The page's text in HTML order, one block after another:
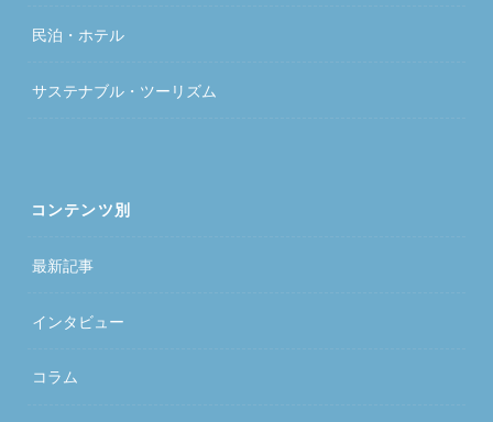
民泊・ホテル
サステナブル・ツーリズム
コンテンツ別
最新記事
インタビュー
コラム